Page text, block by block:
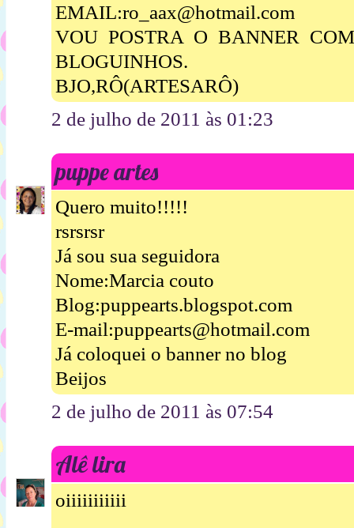
EMAIL:ro_aax@hotmail.com
VOU POSTRA O BANNER
BLOGUINHOS.
BJO,RÔ(ARTESARÔ)
2 de julho de 2011 às 01:23
puppe artes
Quero muito!!!!!
rsrsrsr
Já sou sua seguidora
Nome:Marcia couto
Blog:puppearts.blogspot.com
E-mail:puppearts@hotmail.com
Já coloquei o banner no blog
Beijos
2 de julho de 2011 às 07:54
Alê lira
oiiiiiiiiiii